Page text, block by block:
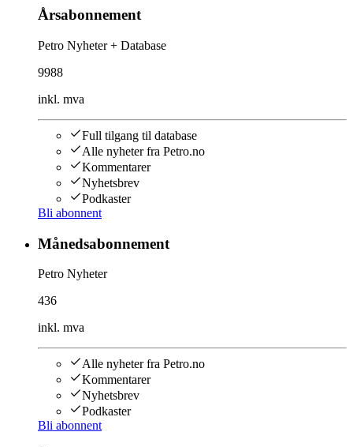
Årsabonnement
Petro Nyheter + Database
9988
inkl. mva
Full tilgang til database
Alle nyheter fra Petro.no
Kommentarer
Nyhetsbrev
Podkaster
Bli abonnent
Månedsabonnement
Petro Nyheter
436
inkl. mva
Alle nyheter fra Petro.no
Kommentarer
Nyhetsbrev
Podkaster
Bli abonnent